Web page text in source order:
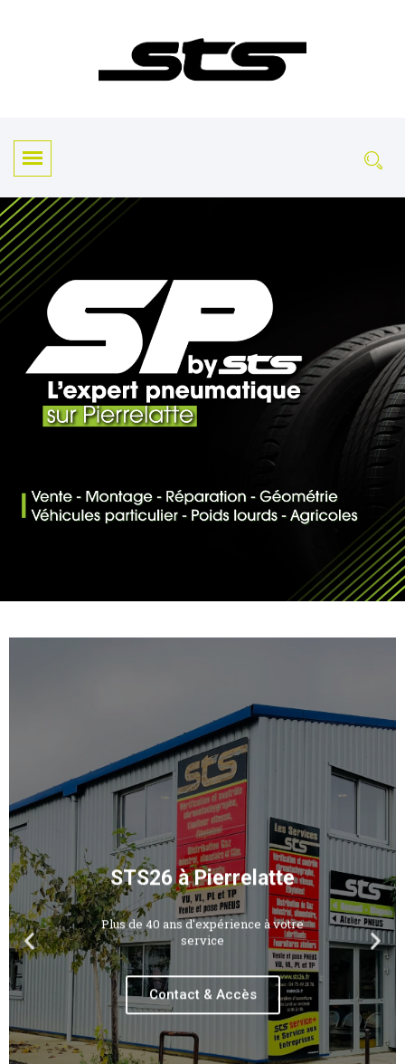
STS26 à Pierrelatte
Plus de 40 ans d'expérience à votre
service
Contact & Accès